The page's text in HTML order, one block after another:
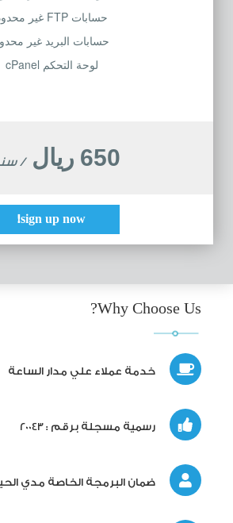
حسابات FTP غير محدود
حسابات البريد غير
لوحة التحكم cPanel
650 ريال /
sign up now!
Why Choose Us?
خدمة عملاء علي مدار الساعة
رسمية مسجلة برقم : 20043
ضمان البرمجة الخاصة مدي